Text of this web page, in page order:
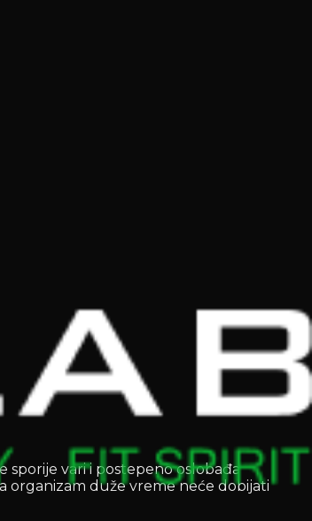
sporije vari i postepeno oslobađa
organizam duže vreme neće dobijati